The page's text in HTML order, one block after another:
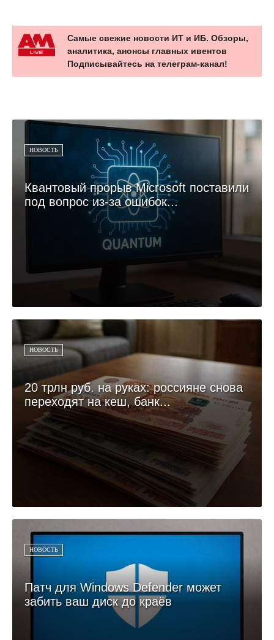
Самые свежие новости ИТ и ИБ. Обзоры,
аналитика, анонсы главных ивентов
Подписывайтесь на телеграм-канал!
НОВОСТЬ
Квантовый прорыв Microsoft поставили
под вопрос из-за ошибок...
НОВОСТЬ
20 трлн руб. на руках: россияне снова
переходят на кеш, банк...
НОВОСТЬ
Патч для Windows Defender может
забить ваш диск до краёв